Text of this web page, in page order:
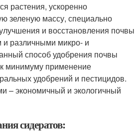
растения, ускоренно
зеленую массу, специально
и восстановления почвы
и различными микро- и
способ удобрения почвы
к минимуму применение
удобрений и пестицидов.
– экономичный и экологичный
сидератов: